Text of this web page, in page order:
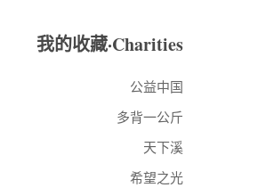
我的收藏·Charities
公益中国
多背一公斤
天下溪
希望之光